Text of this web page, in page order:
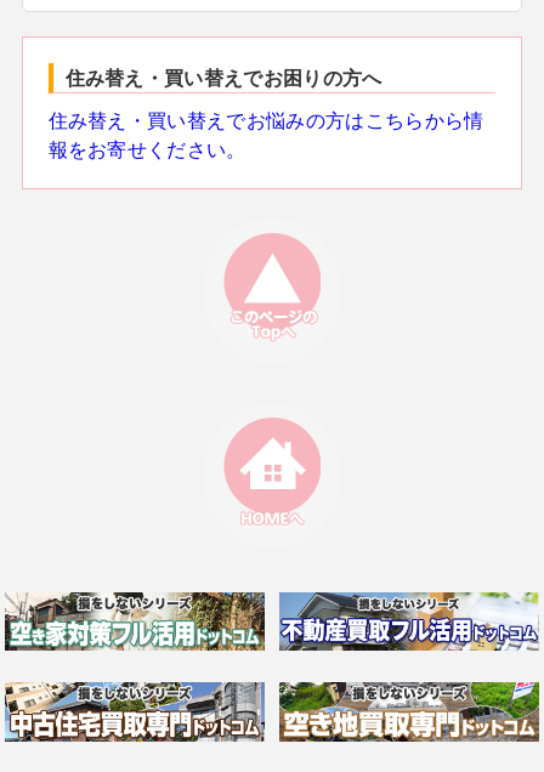
住み替え・買い替えでお困りの方へ
住み替え・買い替えでお悩みの方はこちらから情
報をお寄せください。